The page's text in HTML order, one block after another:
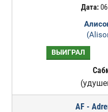
Дата:06
ВЫИГРАЛ
AF -